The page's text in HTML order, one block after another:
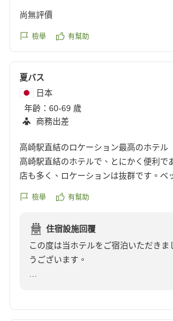
尚無評價
檢舉 有幫助
夏バス
日本
年齡： 60-69 歲
商務出差
高崎駅直結のロケーション最高のホテル
高崎駅直結のホテルで、とにかく便利で
店も多く、ロケーションは抜群です。ベ
クチコミの詳細はこちらから
reviewId=33123478449341
檢舉 有幫助
住宿設施回覆
この度は当ホテルをご宿泊いただきま
うございます。